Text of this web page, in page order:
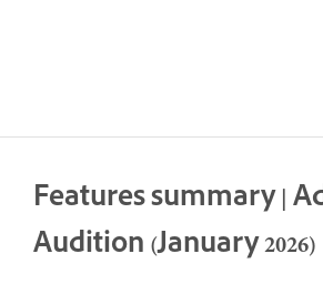
Features summary |
Audition (January 2026)